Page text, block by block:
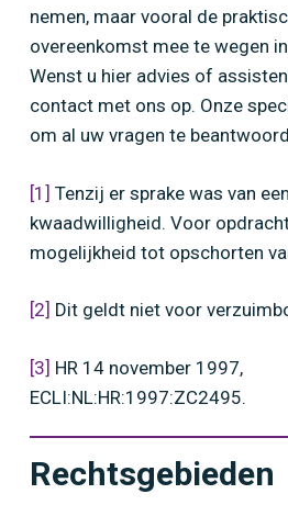
nemen, maar vooral de
overeenkomst mee te wegen
Wenst u hier advies of
contact met ons op. Onze
om al uw vragen te
[1] Tenzij er sprake was van
kwaadwilligheid. Voor
mogelijkheid tot opschorten
[2] Dit geldt niet voor
[3] HR 14 november 1997,
ECLI:NL:HR:1997:ZC2495.
Rechtsgebieden